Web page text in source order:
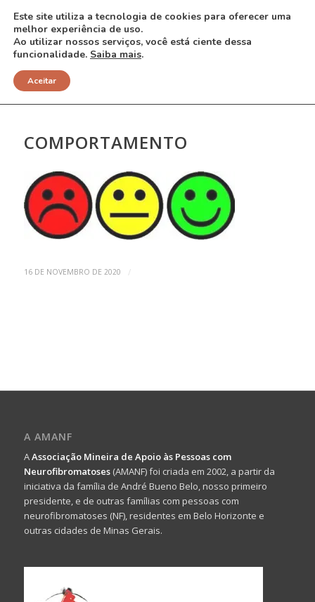
NOTÍCIAS
COMPORTAMENTO
16 DE NOVEMBRO DE 2020 /
A AMANF
AAssociação Mineira de Apoio às Pessoas com
Neurofibromatoses(AMANF) foi criada em 2002, a partir da
iniciativa da família de André Bueno Belo, nosso primeiro
presidente, e de outras famílias com pessoas com
neurofibromatoses (NF), residentes em Belo Horizonte e
outras cidades de Minas Gerais.
Este site utiliza a tecnologia de cookies para oferecer uma
melhor experiência de uso.
Ao utilizar nossos serviços, você está ciente dessa
funcionalidade. Saiba mais.
Aceitar